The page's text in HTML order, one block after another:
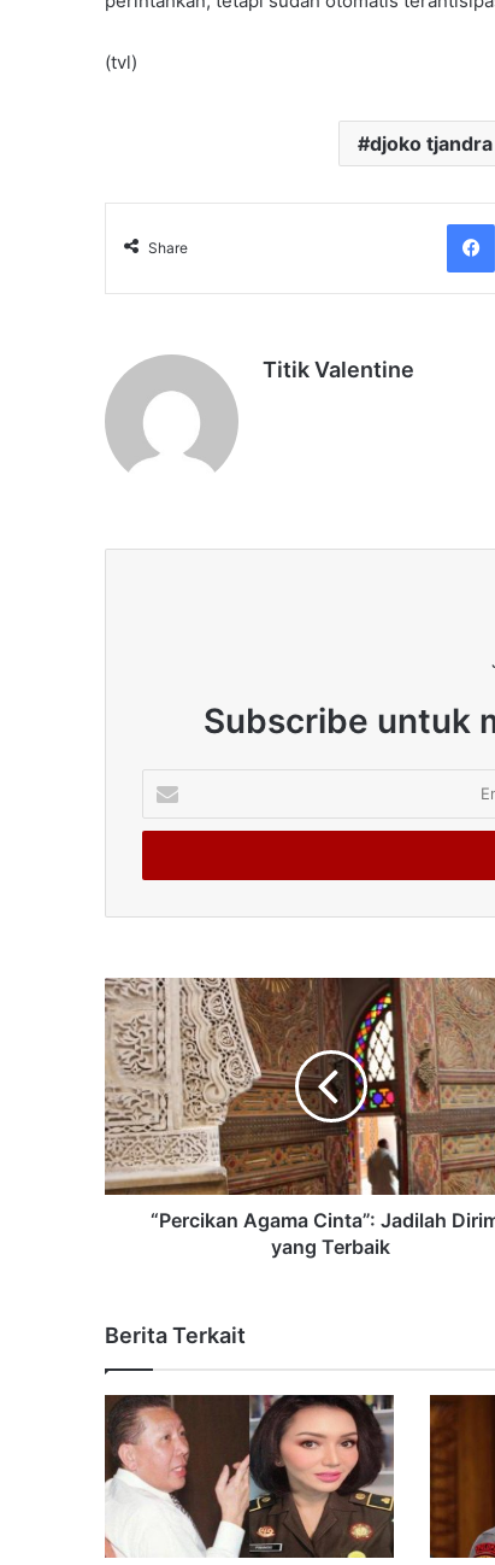
(tvl)
djoko tjandra
Share
Titik Valentine
Subscribe untuk
your
Email
“Percikan Agama Cinta”: Jadilah
yang Terbaik
Berita Terkait